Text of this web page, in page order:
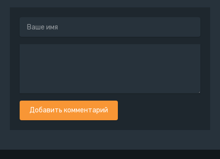
Добавить комментарий